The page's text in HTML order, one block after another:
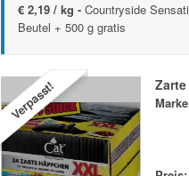
€ 2,19 / kg - Countryside
Beutel + 500 g gratis
Verpasst!